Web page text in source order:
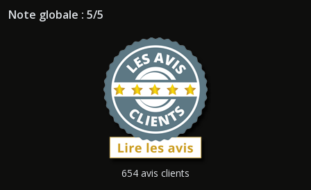
Note globale : 5/5
654 avis clients